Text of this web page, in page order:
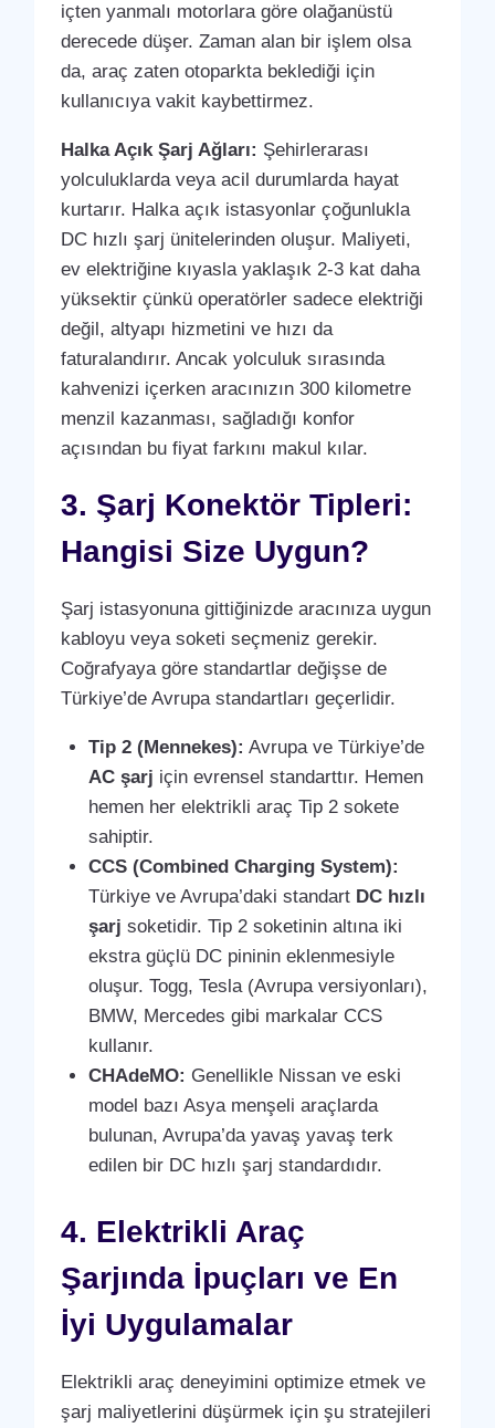
içten yanmalı motorlara göre olağanüstü
derecede düşer. Zaman alan bir işlem olsa
da, araç zaten otoparkta beklediği için
kullanıcıya vakit kaybettirmez.
Halka Açık Şarj Ağları: Şehirlerarası
yolculuklarda veya acil durumlarda hayat
kurtarır. Halka açık istasyonlar çoğunlukla
DC hızlı şarj ünitelerinden oluşur. Maliyeti,
ev elektriğine kıyasla yaklaşık 2-3 kat daha
yüksektir çünkü operatörler sadece elektriği
değil, altyapı hizmetini ve hızı da
faturalandırır. Ancak yolculuk sırasında
kahvenizi içerken aracınızın 300 kilometre
menzil kazanması, sağladığı konfor
açısından bu fiyat farkını makul kılar.
3. Şarj Konektör Tipleri:
Hangisi Size Uygun?
Şarj istasyonuna gittiğinizde aracınıza uygun
kabloyu veya soketi seçmeniz gerekir.
Coğrafyaya göre standartlar değişse de
Türkiye’de Avrupa standartları geçerlidir.
Tip 2 (Mennekes): Avrupa ve Türkiye’de
AC şarj için evrensel standarttır. Hemen
hemen her elektrikli araç Tip 2 sokete
sahiptir.
CCS (Combined Charging System):
Türkiye ve Avrupa’daki standart DC hızlı
şarj soketidir. Tip 2 soketinin altına iki
ekstra güçlü DC pininin eklenmesiyle
oluşur. Togg, Tesla (Avrupa versiyonları),
BMW, Mercedes gibi markalar CCS
kullanır.
CHAdeMO: Genellikle Nissan ve eski
model bazı Asya menşeli araçlarda
bulunan, Avrupa’da yavaş yavaş terk
edilen bir DC hızlı şarj standardıdır.
4. Elektrikli Araç
Şarjında İpuçları ve En
İyi Uygulamalar
Elektrikli araç deneyimini optimize etmek ve
şarj maliyetlerini düşürmek için şu stratejileri